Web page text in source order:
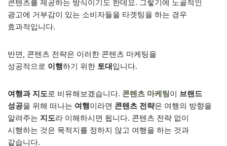
콘텐츠를 제공하는 방식이기도 한데요. 그렇기에 노골적인
광고에 거부감이 있는 소비자들을 타겟팅을 하는 경우
효과적입니다.
반면, 콘텐츠 전략은 이러한 콘텐츠 마케팅을
성공적으로 이행하기 위한 토대입니다.
여행과 지도로 비유해보겠습니다. 콘텐츠 마케팅이 브랜드
성공을 위해 떠나는 여행이라면 콘텐츠 전략은 여행의 방향을
알려주는 지도라 이해하시면 됩니다. 콘텐츠 전략 없이
시행하는 것은 목적지를 정하지 않고 여행을 하는 것과
같습니다.